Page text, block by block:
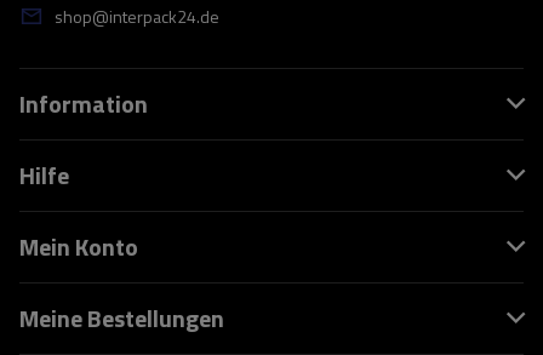
shop@interpack24.de
Information
Hilfe
Mein Konto
Meine Bestellungen